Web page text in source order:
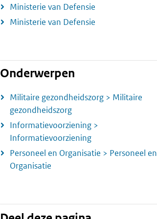
Ministerie van Defensie
Ministerie van Defensie
Onderwerpen
Militaire gezondheidszorg > Militaire
gezondheidszorg
Informatievoorziening >
Informatievoorziening
Personeel en Organisatie > Personeel en
Organisatie